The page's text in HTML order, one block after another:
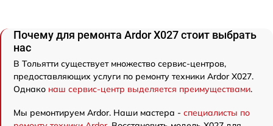
Почему для ремонта Ardor X027 стоит выбрать
нас
В Тольятти существует множество сервис-центров,
предоставляющих услуги по ремонту техники Ardor X027.
Однако наш сервис-центр выделяется преимуществами.
Мы ремонтируем Ardor. Наши мастера - специалисты по